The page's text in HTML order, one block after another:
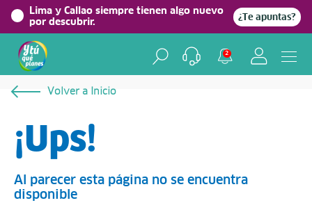
Lima y Callao siempre tienen algo nuevo
por descubrir.
¿Te apuntas?
2
Volver a Inicio
¡Ups!
Al parecer esta página no se encuentra
disponible